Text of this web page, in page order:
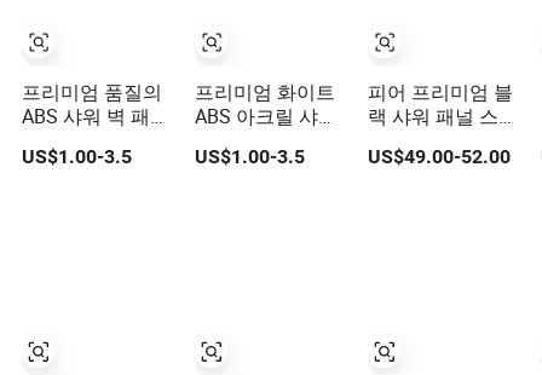
프리미엄 품질의
ABS 샤워 벽 패널,
현대적인 욕실을
위한
US$1.00-3.5
프리미엄 화이트
ABS 아크릴 샤워
패널 현대적인 디
자인을 위한
US$1.00-3.5
피어 프리미엄 블
랙 샤워 패널 스테
인리스 스틸 상단
및 ABS 구조
US$49.00-52.00